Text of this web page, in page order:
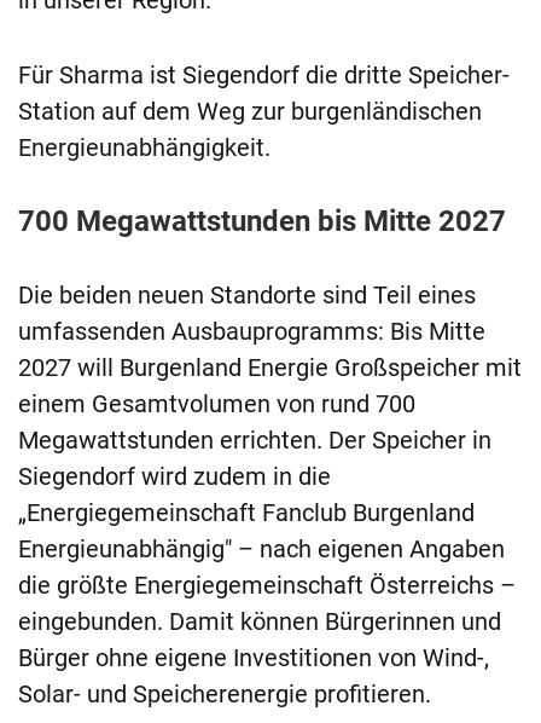
Für Sharma ist Siegendorf die dritte Speicher-
Station auf dem Weg zur burgenländischen
Energieunabhängigkeit.
700 Megawattstunden bis Mitte 2027
Die beiden neuen Standorte sind Teil eines
umfassenden Ausbauprogramms: Bis Mitte
2027 will Burgenland Energie Großspeicher mit
einem Gesamtvolumen von rund 700
Megawattstunden errichten. Der Speicher in
Siegendorf wird zudem in die
„Energiegemeinschaft Fanclub Burgenland
Energieunabhängig" – nach eigenen Angaben
die größte Energiegemeinschaft Österreichs –
eingebunden. Damit können Bürgerinnen und
Bürger ohne eigene Investitionen von Wind-,
Solar- und Speicherenergie profitieren.